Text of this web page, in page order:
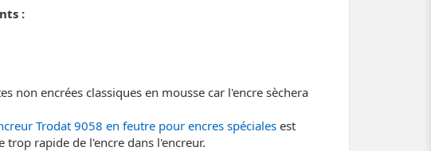
:
non encrées classiques en mousse car l'encre sèchera
Trodat 9058 en feutre pour encres spéciales est
trop rapide de l'encre dans l'encreur.